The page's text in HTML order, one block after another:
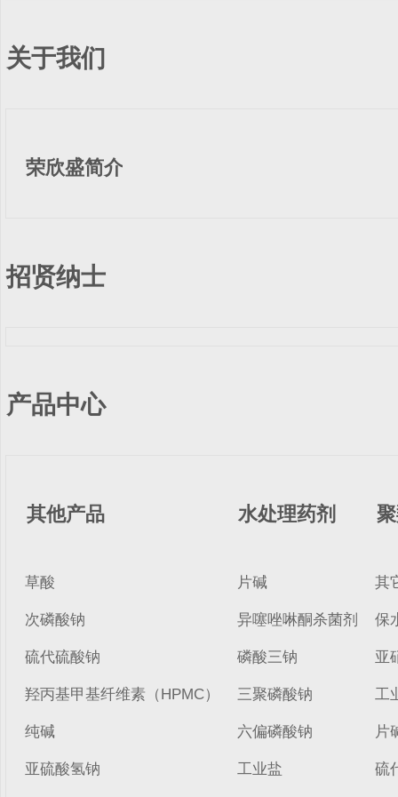
关于我们
荣欣盛简介
招贤纳士
产品中心
其他产品
草酸
次磷酸钠
硫代硫酸钠
羟丙基甲基纤维素（HPMC）
纯碱
亚硫酸氢钠
水处理药剂
片碱
异噻唑啉酮杀菌剂
磷酸三钠
三聚磷酸钠
六偏磷酸钠
工业盐
其
保
亚
工
片
硫